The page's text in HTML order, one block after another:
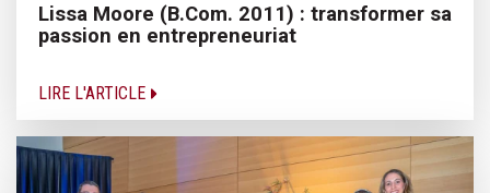
Lissa Moore (B.Com. 2011) : transformer sa
passion en entrepreneuriat
LIRE L'ARTICLE